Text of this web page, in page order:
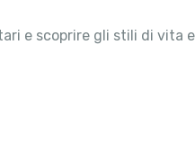
e scoprire gli stili di vita